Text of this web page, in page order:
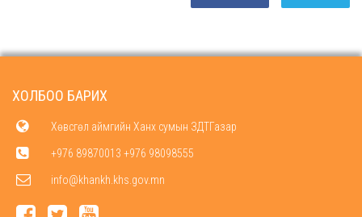
ХОЛБОО БАРИХ
Хөвсгөл аймгийн Ханх сумын ЗДТГазар
+976 89870013 +976 98098555
info@khankh.khs.gov.mn